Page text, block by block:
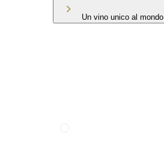
Un vino unico al mondo